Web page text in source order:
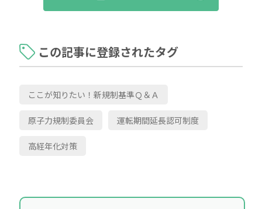
この記事に登録されたタグ
ここが知りたい！新規制基準Ｑ＆Ａ
原子力規制委員会 運転期間延長認可制度
高経年化対策